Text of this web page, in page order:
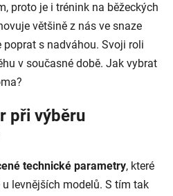
proto je i trénink na běžeckých
většině z nás ve snaze
poprat s nadváhou. Svoji roli
v současné době. Jak vybrat
při výběru
technické parametry, které
levnějších modelů. S tím tak